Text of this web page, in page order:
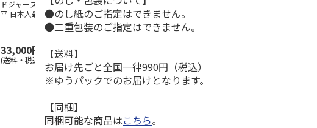
ドジャース 大谷翔
平 日本人最多53試
合連続出塁記念 ダ
33,000円
(送料・税込)
MLB ドジャース 大
谷翔平 2026 NL 3・
4月投手…
平 日本人最多53試
合連続出塁記念 コ
イ…
●のし紙のご指定はできません。
●二重包装のご指定はできません。
【送料】
お届け先ごと全国一律990円（税込）
※ゆうパックでのお届けとなります。
【同梱】
同梱可能な商品はこちら。